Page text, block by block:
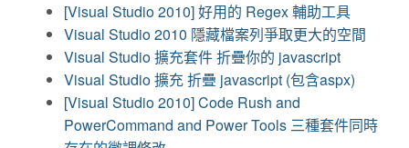
[Visual Studio 2010] 好用的 Regex 輔助工具
Visual Studio 2010 隱藏檔案列爭取更大的空間
Visual Studio 擴充套件 折疊你的 javascript
Visual Studio 擴充 折疊 javascript (包含aspx)
[Visual Studio 2010] Code Rush and
PowerCommand and Power Tools 三種套件同時